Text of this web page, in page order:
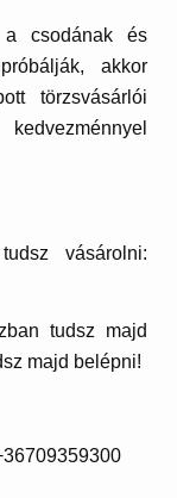
csodának és
akkor
törzsvásárlói
vásárolni:
tudsz majd
majd belépni!